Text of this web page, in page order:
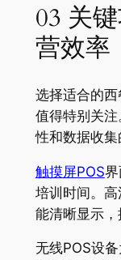
03 关
营效率
选择适合的
值得特别关
性和数据收集
触摸屏POS
培训时间。
能清晰显示，
无线POS设